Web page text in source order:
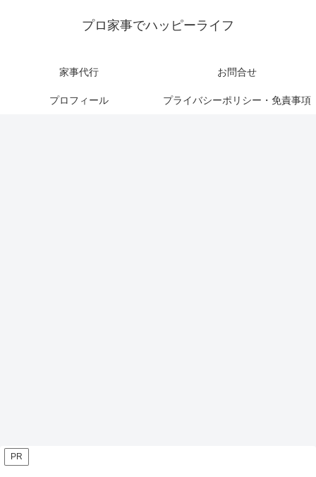
プロ家事でハッピーライフ
家事代行 お問合せ
プロフィール プライバシーポリシー・免責事項
PR